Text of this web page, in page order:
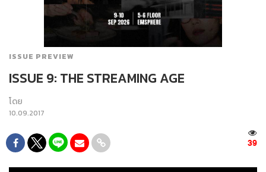
ISSUE PREVIEW
ISSUE 9: THE STREAMING AGE
โดย
10.09.2017
39